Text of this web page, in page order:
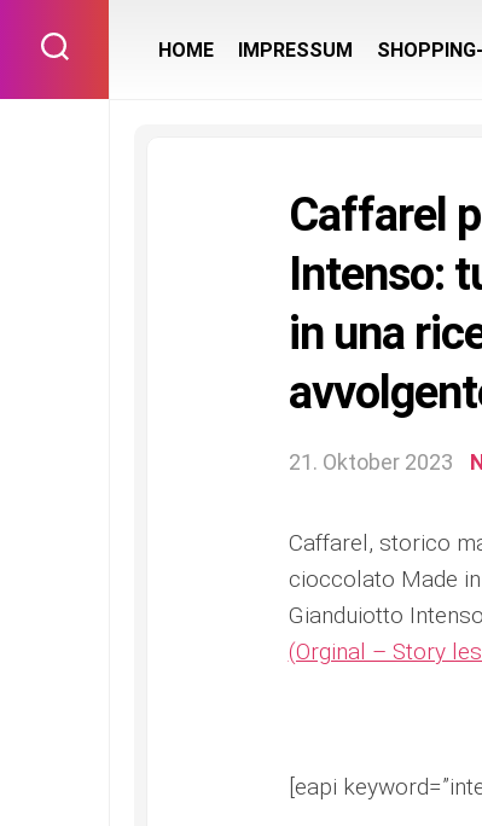
content
HOME IMPRESSUM
Caffarel
Intenso:
in una
21. Oktober 2023
Caffarel, storico
cioccolato Made
Gianduiotto
(Orginal – Story
[eapi